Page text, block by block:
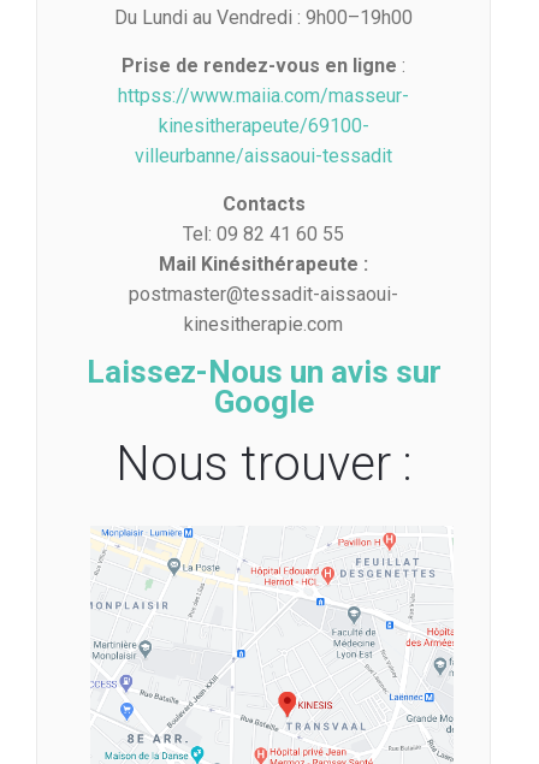
Du Lundi au Vendredi : 9h00–19h00
Prise de rendez-vous en ligne :
httpss://www.maiia.com/masseur-
kinesitherapeute/69100-
villeurbanne/aissaoui-tessadit
Contacts
Tel: 09 82 41 60 55
Mail Kinésithérapeute :
postmaster@tessadit-aissaoui-
kinesitherapie.com
Laissez-Nous un avis sur
Google
Nous trouver :